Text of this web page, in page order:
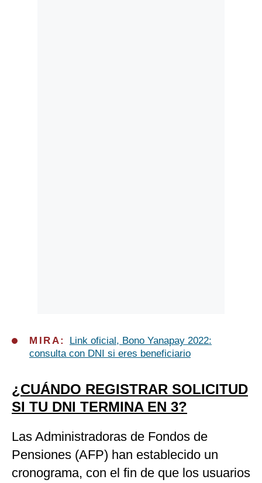
MIRA:
Link oficial, Bono Yanapay 2022:
consulta con DNI si eres beneficiario
¿CUÁNDO REGISTRAR SOLICITUD
SI TU DNI TERMINA EN 3?
Las Administradoras de Fondos de
Pensiones (AFP) han establecido un
cronograma, con el fin de que los usuarios